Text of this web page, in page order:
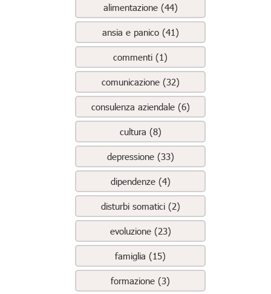
alimentazione (44)
ansia e panico (41)
commenti (1)
comunicazione (32)
consulenza aziendale (6)
cultura (8)
depressione (33)
dipendenze (4)
disturbi somatici (2)
evoluzione (23)
famiglia (15)
formazione (3)